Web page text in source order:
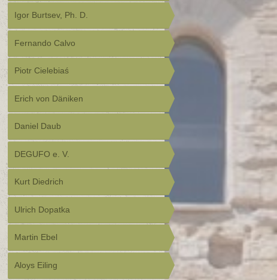
Igor Burtsev, Ph. D.
Fernando Calvo
Piotr Cielebiaś
Erich von Däniken
Daniel Daub
DEGUFO e. V.
Kurt Diedrich
Ulrich Dopatka
Martin Ebel
Aloys Eiling